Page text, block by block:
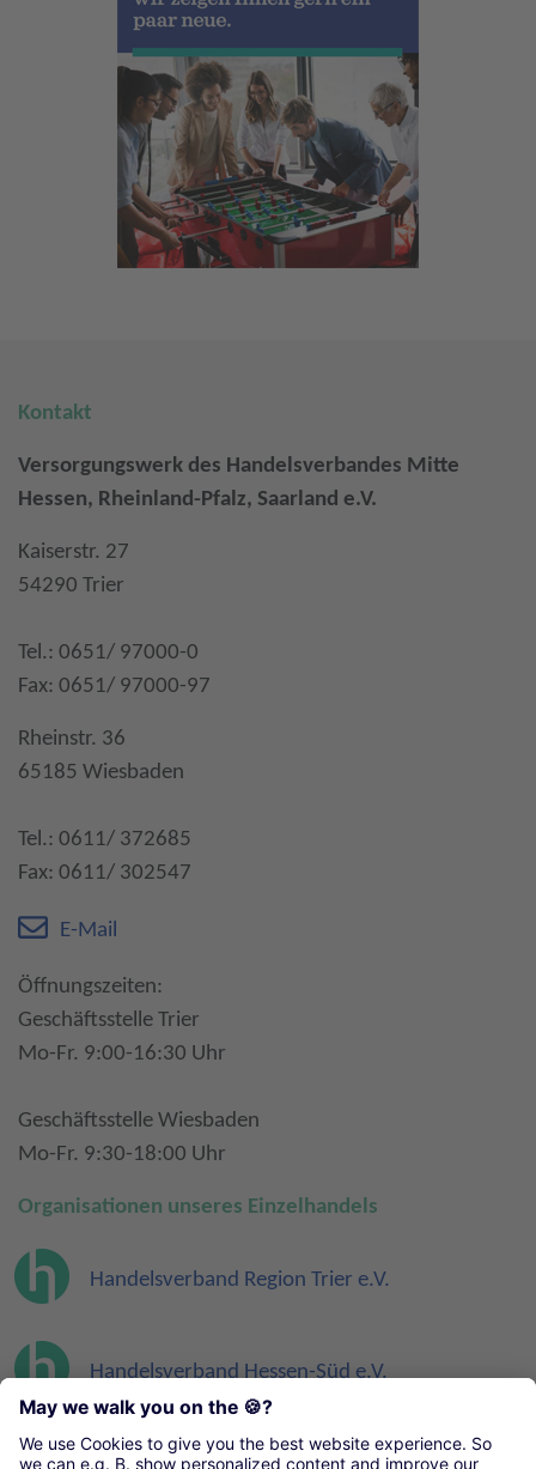
Kontakt
Versorgungswerk des Handelsverbandes Mitte
Hessen, Rheinland-Pfalz, Saarland e.V.
Kaiserstr. 27
54290 Trier
Tel.: 0651/ 97000-0
Fax: 0651/ 97000-97
Rheinstr. 36
65185 Wiesbaden
Tel.: 0611/ 372685
Fax: 0611/ 302547
E-Mail
Öffnungszeiten:
Geschäftsstelle Trier
Mo-Fr. 9:00-16:30 Uhr
Geschäftsstelle Wiesbaden
Mo-Fr. 9:30-18:00 Uhr
Organisationen unseres Einzelhandels
Handelsverband Region Trier e.V.
Handelsverband Hessen-Süd e.V.